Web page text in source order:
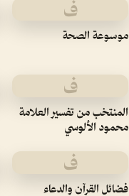
ف
موسوعة الصحة
ف
المنتخب من تفسير العلامة
محمود الألوسي
ف
فضائل القرآن والدعاء